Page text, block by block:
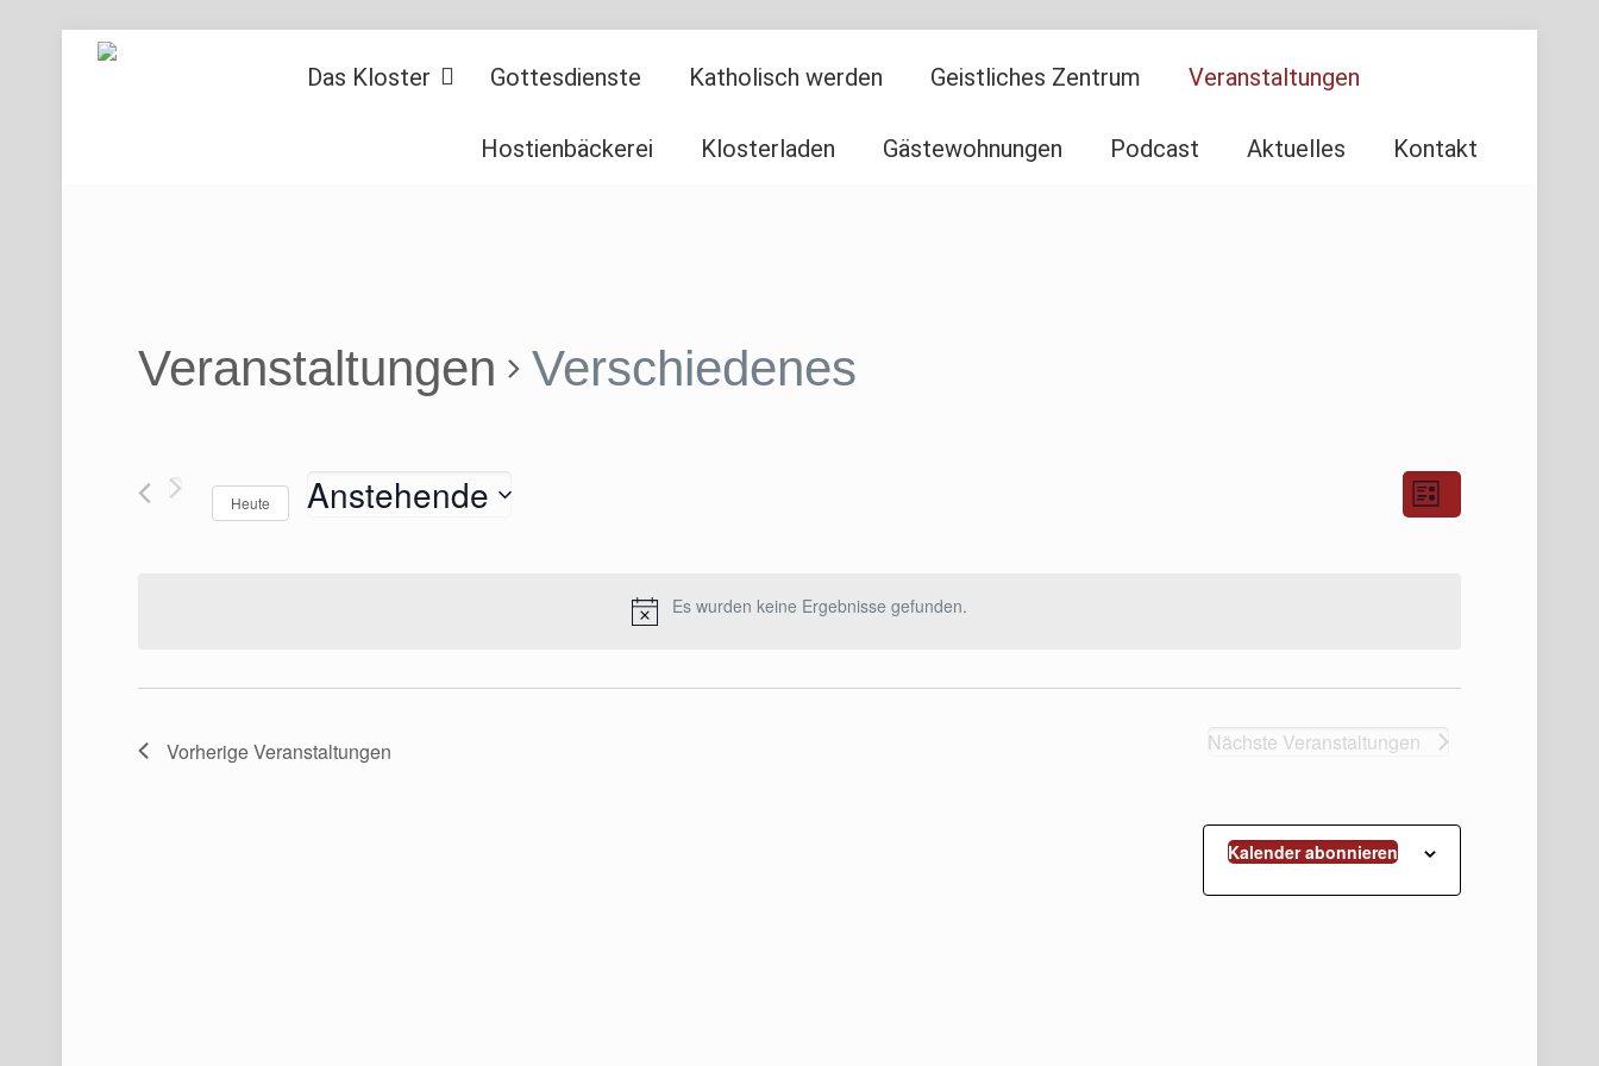
Das Kloster Gottesdienste Katholisch werden Geistliches Zentrum Veranstaltungen
Hostienbäckerei Klosterladen Gästewohnungen Podcast Aktuelles Kontakt
Es wurden keine Ergebnisse gefunden.
Veranstaltungen Verschiedenes
Ansichten-
Navigation
Ansichten-
Liste
Heute Anstehende
VorherigeVeranstaltungen Nächste Veranstaltungen
Kalender abonnieren